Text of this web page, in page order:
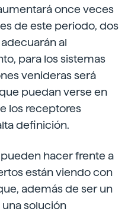
once veces
de este periodo, dos
al
para los sistemas
venideras será
puedan verse en
los receptores
definición.
hacer frente a
están viendo con
además de ser un
solución